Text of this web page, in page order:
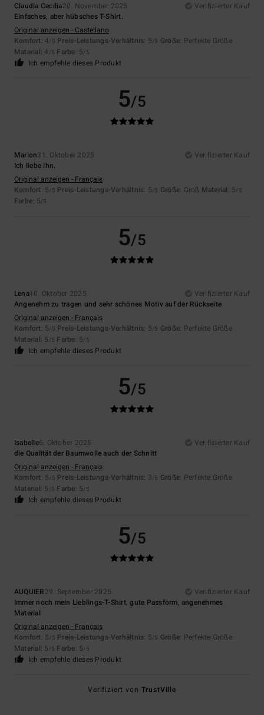
Claudia Cecilia20. November 2025
Verifizierter Kauf
Einfaches, aber hübsches T-Shirt.
Original anzeigen - Castellano
Komfort: 4/5 Preis-Leistungs-Verhältnis: 5/5 Größe: Perfekte Größe
Material: 4 /5 Farbe: 5/5
Ich empfehle dieses Produkt
5/5
Marion31. Oktober 2025
Verifizierter Kauf
Ich liebe ihn.
Original anzeigen - Français
Komfort: 5/5 Preis-Leistungs-Verhältnis: 5/5 Größe: Groß Material: 5/5
Farbe: 5/5
5/5
Lena10. Oktober 2025
Verifizierter Kauf
Angenehm zu tragen und sehr schönes Motiv auf der Rückseite
Original anzeigen - Français
Komfort: 5/5 Preis-Leistungs-Verhältnis: 5/5 Größe: Perfekte Größe
Material: 5 /5 Farbe: 5/5
Ich empfehle dieses Produkt
5/5
Isabelle6. Oktober 2025
Verifizierter Kauf
die Qualität der Baumwolle auch der Schnitt
Original anzeigen - Français
Komfort: 5/5 Preis-Leistungs-Verhältnis: 3/5 Größe: Perfekte Größe
Material: 5 /5 Farbe: 5/5
Ich empfehle dieses Produkt
5/5
AUQUIER29. September 2025
Verifizierter Kauf
Immer noch mein Lieblings-T-Shirt, gute Passform, angenehmes
Material
Original anzeigen - Français
Komfort: 5/5 Preis-Leistungs-Verhältnis: 5/5 Größe: Perfekte Größe
Material: 5 /5 Farbe: 5/5
Ich empfehle dieses Produkt
Verifiziert von TrustVille